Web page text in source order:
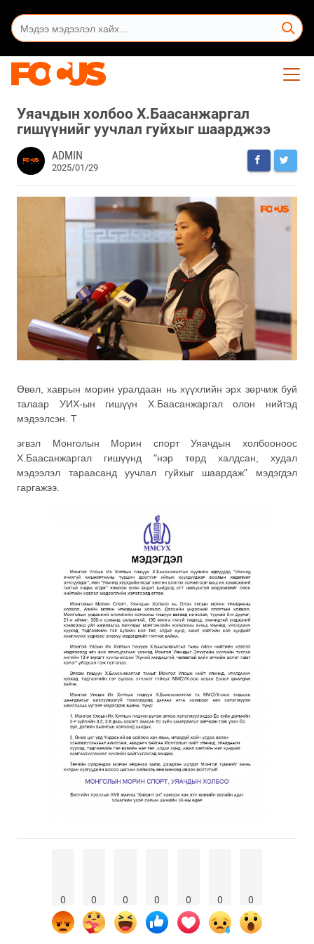
Уяачдын холбоо Х.Баасанжаргал
гишүүнийг уучлал гуйхыг шаарджээ
ADMIN
2025/01/29
Өвөл, хаврын морин уралдаан нь хүүхлийн эрх зөрчиж буй
талаар УИХ-ын гишүүн Х.Баасанжаргал олон нийтэд
мэдээлсэн. Т
эгвэл Монголын Морин спорт Уяачдын холбооноос
Х.Баасанжаргал гишүүнд "нэр төрд халдсан, худал
мэдээлэл тараасанд уучлал гуйхыг шаардаж" мэдэгдэл
гаргажээ.
0 0 0 0 0 0 0